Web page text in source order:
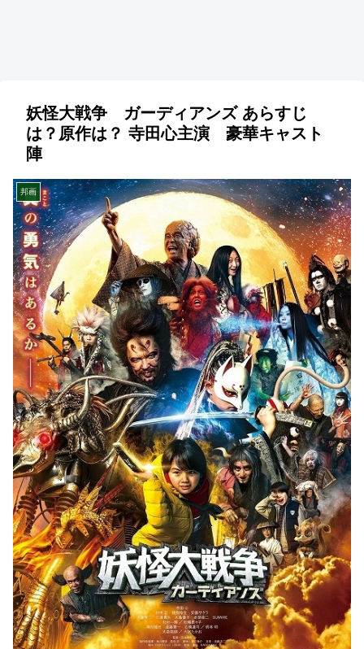
妖怪大戦争 ガーディアンズ あらすじ
は？原作は？ 寺田心主演 豪華キャスト
陣
邦画